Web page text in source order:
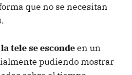
que no se necesitan
la tele se escondeen un
pudiendo mostrar